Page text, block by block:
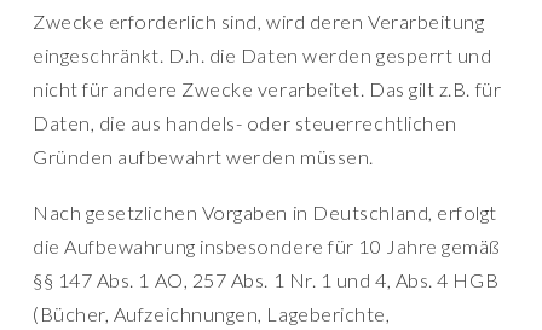
Zwecke erforderlich sind, wird deren Verarbeitung
eingeschränkt. D.h. die Daten werden gesperrt und
nicht für andere Zwecke verarbeitet. Das gilt z.B. für
Daten, die aus handels- oder steuerrechtlichen
Gründen aufbewahrt werden müssen.
Nach gesetzlichen Vorgaben in Deutschland, erfolgt
die Aufbewahrung insbesondere für 10 Jahre gemäß
§§ 147 Abs. 1 AO, 257 Abs. 1 Nr. 1 und 4, Abs. 4 HGB
(Bücher, Aufzeichnungen, Lageberichte,